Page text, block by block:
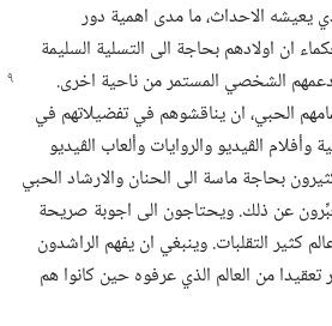
يعيشه الاحداث،‏ ما مدى اهمية دور
ان اولادهم بحاجة الى التسلية السليمة
الشخصي المستمرمن ناحية اخرى.‏
الحبي،‏ ان يناقشوهم في تفضيلاتهم في
وأفلام الڤيديو والروايات وألعاب الڤيديو
بحاجة ماسة الى الحنان والارشاد الحبي
عن ذلك.‏ ويحتاجون الى اجوبة صريحة
كثير التقلبات.‏ وينبغي ان يفهم الراشدون
تعقيدا من العالم الذي عرفوه حين كانوا هم